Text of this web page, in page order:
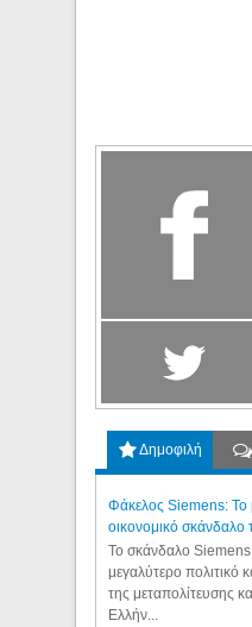
Δημοφιλή
Φάκελος Siemens: Το
οικονομικό σκάνδαλο
Το σκάνδαλο Siemens
μεγαλύτερο πολιτικό
της μεταπολίτευσης
Ελλήν...